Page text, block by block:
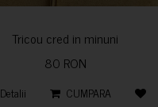
Tricou cred in minuni
80 RON
Detalii CUMPARA